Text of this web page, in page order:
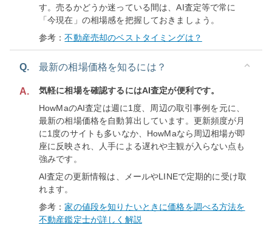
す。売るかどうか迷っている間は、AI査定等で常に
「今現在」の相場感を把握しておきましょう。
参考：不動産売却のベストタイミングは？
Q. 最新の相場価格を知るには？
A.
気軽に相場を確認するにはAI査定が便利です。
HowMaのAI査定は週に1度、周辺の取引事例を元に、
最新の相場価格を自動算出しています。更新頻度が月
に1度のサイトも多いなか、HowMaなら周辺相場が即
座に反映され、人手による遅れや主観が入らない点も
強みです。
AI査定の更新情報は、メールやLINEで定期的に受け取
れます。
参考：家の値段を知りたいときに価格を調べる方法を
不動産鑑定士が詳しく解説